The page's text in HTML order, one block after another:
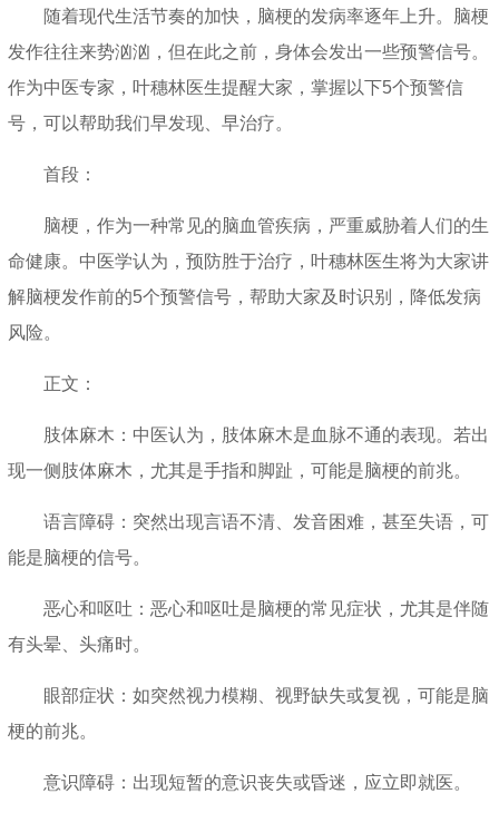
随着现代生活节奏的加快，脑梗的发病率逐年上升。脑梗
发作往往来势汹汹，但在此之前，身体会发出一些预警信号。
作为中医专家，叶穗林医生提醒大家，掌握以下5个预警信
号，可以帮助我们早发现、早治疗。
首段：
脑梗，作为一种常见的脑血管疾病，严重威胁着人们的生
命健康。中医学认为，预防胜于治疗，叶穗林医生将为大家讲
解脑梗发作前的5个预警信号，帮助大家及时识别，降低发病
风险。
正文：
肢体麻木：中医认为，肢体麻木是血脉不通的表现。若出
现一侧肢体麻木，尤其是手指和脚趾，可能是脑梗的前兆。
语言障碍：突然出现言语不清、发音困难，甚至失语，可
能是脑梗的信号。
恶心和呕吐：恶心和呕吐是脑梗的常见症状，尤其是伴随
有头晕、头痛时。
眼部症状：如突然视力模糊、视野缺失或复视，可能是脑
梗的前兆。
意识障碍：出现短暂的意识丧失或昏迷，应立即就医。